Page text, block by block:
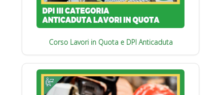
Corso Lavori in Quota e DPI Anticaduta